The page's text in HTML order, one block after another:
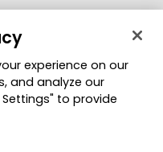
de Aprendizaje
Cambiar región
experience on our
and analyze our
to provide